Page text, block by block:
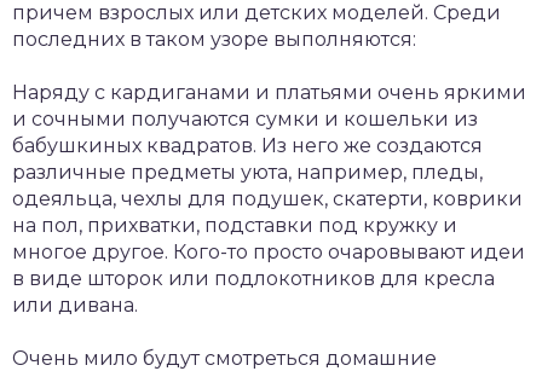
причем взрослых или детских моделей. Среди
последних в таком узоре выполняются:
Наряду с кардиганами и платьями очень яркими
и сочными получаются сумки и кошельки из
бабушкиных квадратов. Из него же создаются
различные предметы уюта, например, пледы,
одеяльца, чехлы для подушек, скатерти, коврики
на пол, прихватки, подставки под кружку и
многое другое. Кого-то просто очаровывают идеи
в виде шторок или подлокотников для кресла
или дивана.
Очень мило будут смотреться домашние